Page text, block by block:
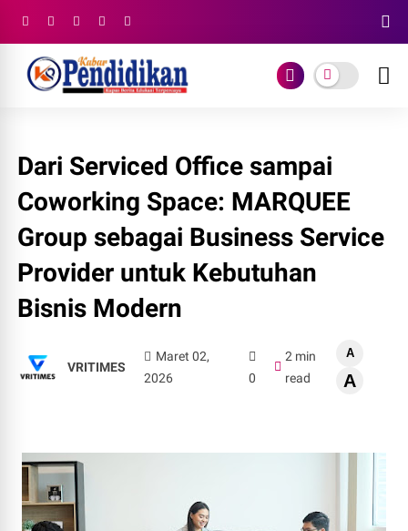
Dari Serviced Office sampai
Coworking Space: MARQUEE
Group sebagai Business Service
Provider untuk Kebutuhan
Bisnis Modern
VRITIMES
Maret 02,
2026
0
2 min
read
A
A